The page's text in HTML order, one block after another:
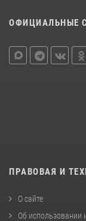
ОФИЦИАЛЬНЫЕ
ПРАВОВАЯ И
О сайте
Об использовании